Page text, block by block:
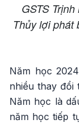
GSTS
Thủy lợi phát
Năm học
nhiều thay đổi
Năm học là
năm học tiếp